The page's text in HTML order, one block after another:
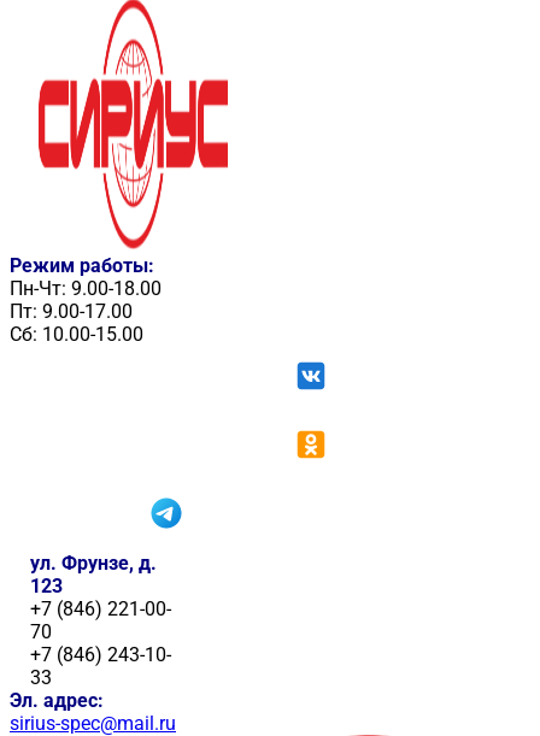
Режим работы:
Пн-Чт: 9.00-18.00
Пт: 9.00-17.00
Сб: 10.00-15.00
ул. Фрунзе, д.
123
+7 (846) 221-00-
70
+7 (846) 243-10-
33
Эл. адрес:
sirius-spec@mail.ru